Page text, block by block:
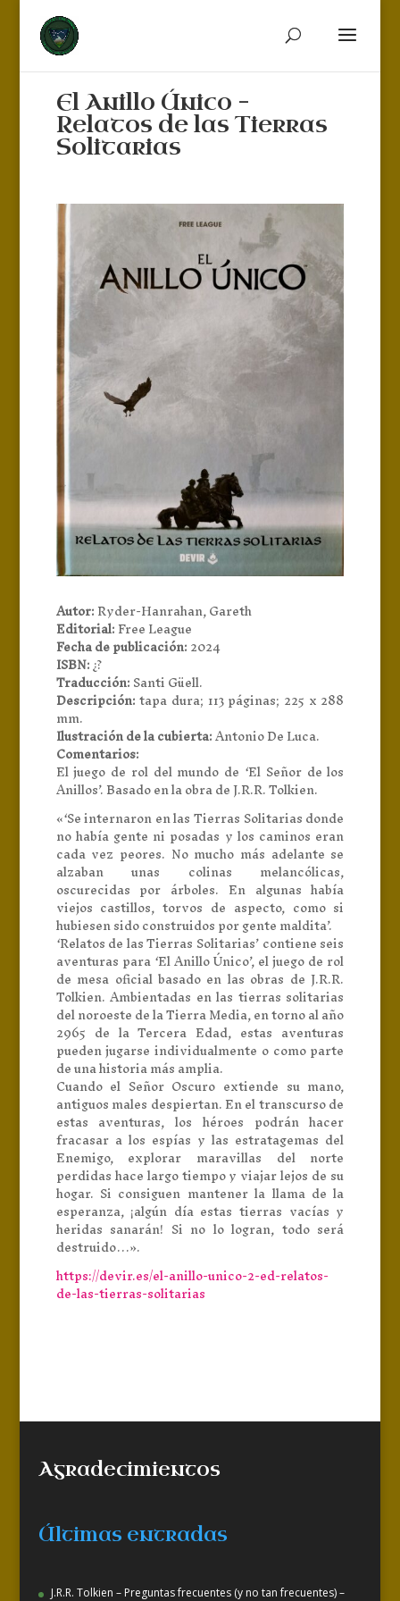
El Anillo Único –
Relatos de las Tierras
Solitarias
Autor:Ryder-Hanrahan, Gareth
Editorial:Free League
Fecha de publicación:2024
ISBN:¿?
Traducción:Santi Güell.
Descripción:tapa dura; 113 páginas; 225 x 288
mm.
Ilustración de la cubierta:Antonio De Luca.
Comentarios:
El juego de rol del mundo de ‘El Señor de los
Anillos’. Basado en la obra de J.R.R. Tolkien.
«‘Se internaron en las Tierras Solitarias donde
no había gente ni posadas y los caminos eran
cada vez peores. No mucho más adelante se
alzaban unas colinas melancólicas,
oscurecidas por árboles. En algunas había
viejos castillos, torvos de aspecto, como si
hubiesen sido construidos por gente maldita’.
‘Relatos de las Tierras Solitarias’ contiene seis
aventuras para ‘El Anillo Único’, el juego de rol
de mesa oficial basado en las obras de J.R.R.
Tolkien. Ambientadas en las tierras solitarias
del noroeste de la Tierra Media, en torno al año
2965 de la Tercera Edad, estas aventuras
pueden jugarse individualmente o como parte
de una historia más amplia.
Cuando el Señor Oscuro extiende su mano,
antiguos males despiertan. En el transcurso de
estas aventuras, los héroes podrán hacer
fracasar a los espías y las estratagemas del
Enemigo, explorar maravillas del norte
perdidas hace largo tiempo y viajar lejos de su
hogar. Si consiguen mantener la llama de la
esperanza, ¡algún día estas tierras vacías y
heridas sanarán! Si no lo logran, todo será
destruido…».
https://devir.es/el-anillo-unico-2-ed-relatos-
de-las-tierras-solitarias
Agradecimientos
Últimas entradas
J.R.R. Tolkien – Preguntas frecuentes (y no tan frecuentes) –